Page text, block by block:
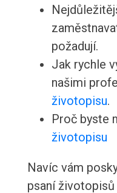
požadují.
Jak rychle
našimi
životopisu.
Proč byste
životopisu
Navíc vám
psaní